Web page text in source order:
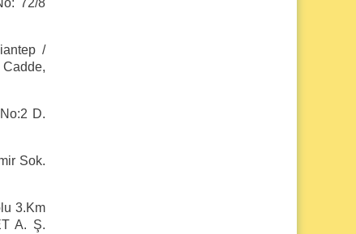
72/8
/
Cadde,
D.
Sok.
3.Km
A. Ş.